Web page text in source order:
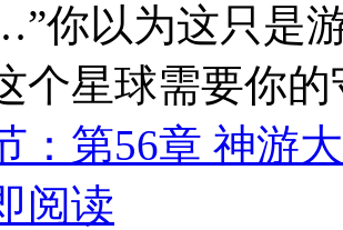
你以为这只是
个星球需要你
：第56章 神游
阅读